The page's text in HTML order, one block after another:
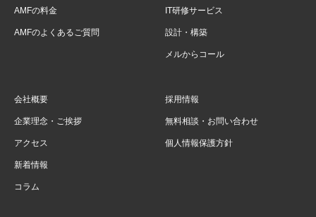
AMFの料金
AMFのよくあるご質問
IT研修サービス
設計・構築
メルからコール
会社概要
企業理念・ご挨拶
アクセス
新着情報
コラム
採用情報
無料相談・お問い合わせ
個人情報保護方針